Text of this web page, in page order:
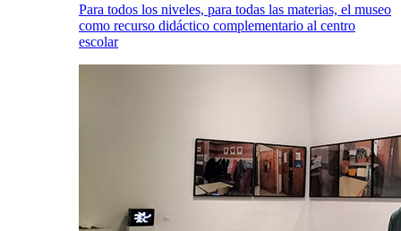
Para todos los niveles, para todas las materias, el museo
como recurso didáctico complementario al centro
escolar